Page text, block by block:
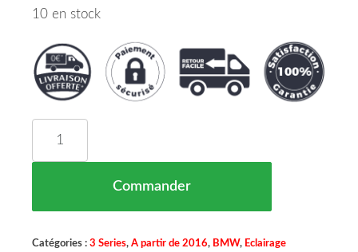
10 en stock
Commander
Catégories : 3 Series, A partir de 2016, BMW, Eclairage